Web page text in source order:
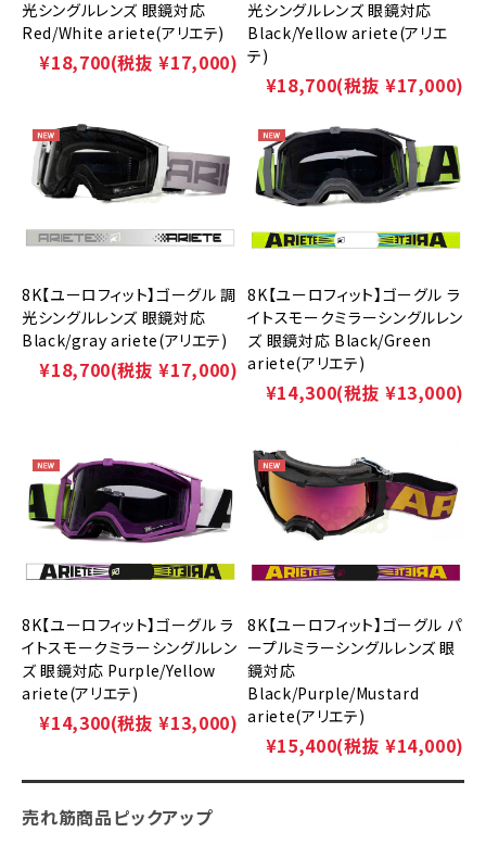
光シングルレンズ 眼鏡対応
Red/White ariete(アリエテ)
¥18,700(税抜 ¥17,000)
光シングルレンズ 眼鏡対応
Black/Yellow ariete(アリエ
テ)
¥18,700(税抜 ¥17,000)
8K【ユーロフィット】ゴーグル 調
光シングルレンズ 眼鏡対応
Black/gray ariete(アリエテ)
¥18,700(税抜 ¥17,000)
8K【ユーロフィット】ゴーグル ラ
イトスモークミラーシングルレン
ズ 眼鏡対応 Black/Green
ariete(アリエテ)
¥14,300(税抜 ¥13,000)
8K【ユーロフィット】ゴーグル ラ
イトスモークミラーシングルレン
ズ 眼鏡対応 Purple/Yellow
ariete(アリエテ)
¥14,300(税抜 ¥13,000)
8K【ユーロフィット】ゴーグル パ
ープルミラーシングルレンズ 眼
鏡対応
Black/Purple/Mustard
ariete(アリエテ)
¥15,400(税抜 ¥14,000)
売れ筋商品ピックアップ